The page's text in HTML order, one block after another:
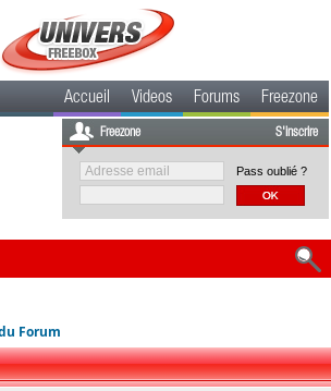
Accueil Videos Forums Freezone
Freezone S'inscrire
Pass oublié ?
Forum